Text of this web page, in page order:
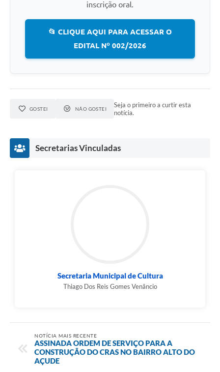
inscrição oral.
📂 CLIQUE AQUI PARA ACESSAR O
EDITAL Nº 002/2026
GOSTEI NÃO GOSTEI
Seja o primeiro a curtir esta
notícia.
Secretarias Vinculadas
Secretaria Municipal de Cultura
Thiago Dos Reis Gomes Venâncio
NOTÍCIA MAIS RECENTE
ASSINADA ORDEM DE SERVIÇO PARA A
CONSTRUÇÃO DO CRAS NO BAIRRO ALTO DO
AÇUDE